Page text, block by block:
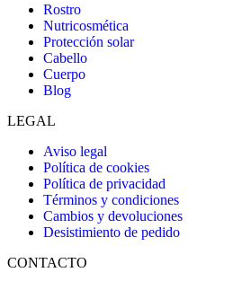
Rostro
Nutricosmética
Protección solar
Cabello
Cuerpo
Blog
LEGAL
Aviso legal
Política de cookies
Política de privacidad
Términos y condiciones
Cambios y devoluciones
Desistimiento de pedido
CONTACTO